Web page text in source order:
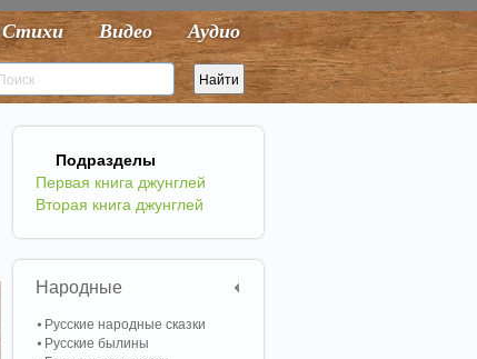
Стихи Видео Аудио
Подразделы
Первая книга джунглей
Вторая книга джунглей
Народные
Русские народные сказки
Русские былины